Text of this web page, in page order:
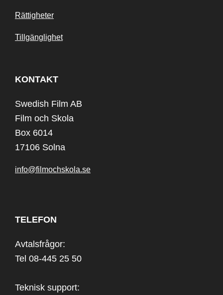
Rättigheter
Tillgänglighet
KONTAKT
Swedish Film AB
Film och Skola
Box 6014
17106 Solna
info@filmochskola.se
TELEFON
Avtalsfrågor:
Tel 08-445 25 50
Teknisk support: